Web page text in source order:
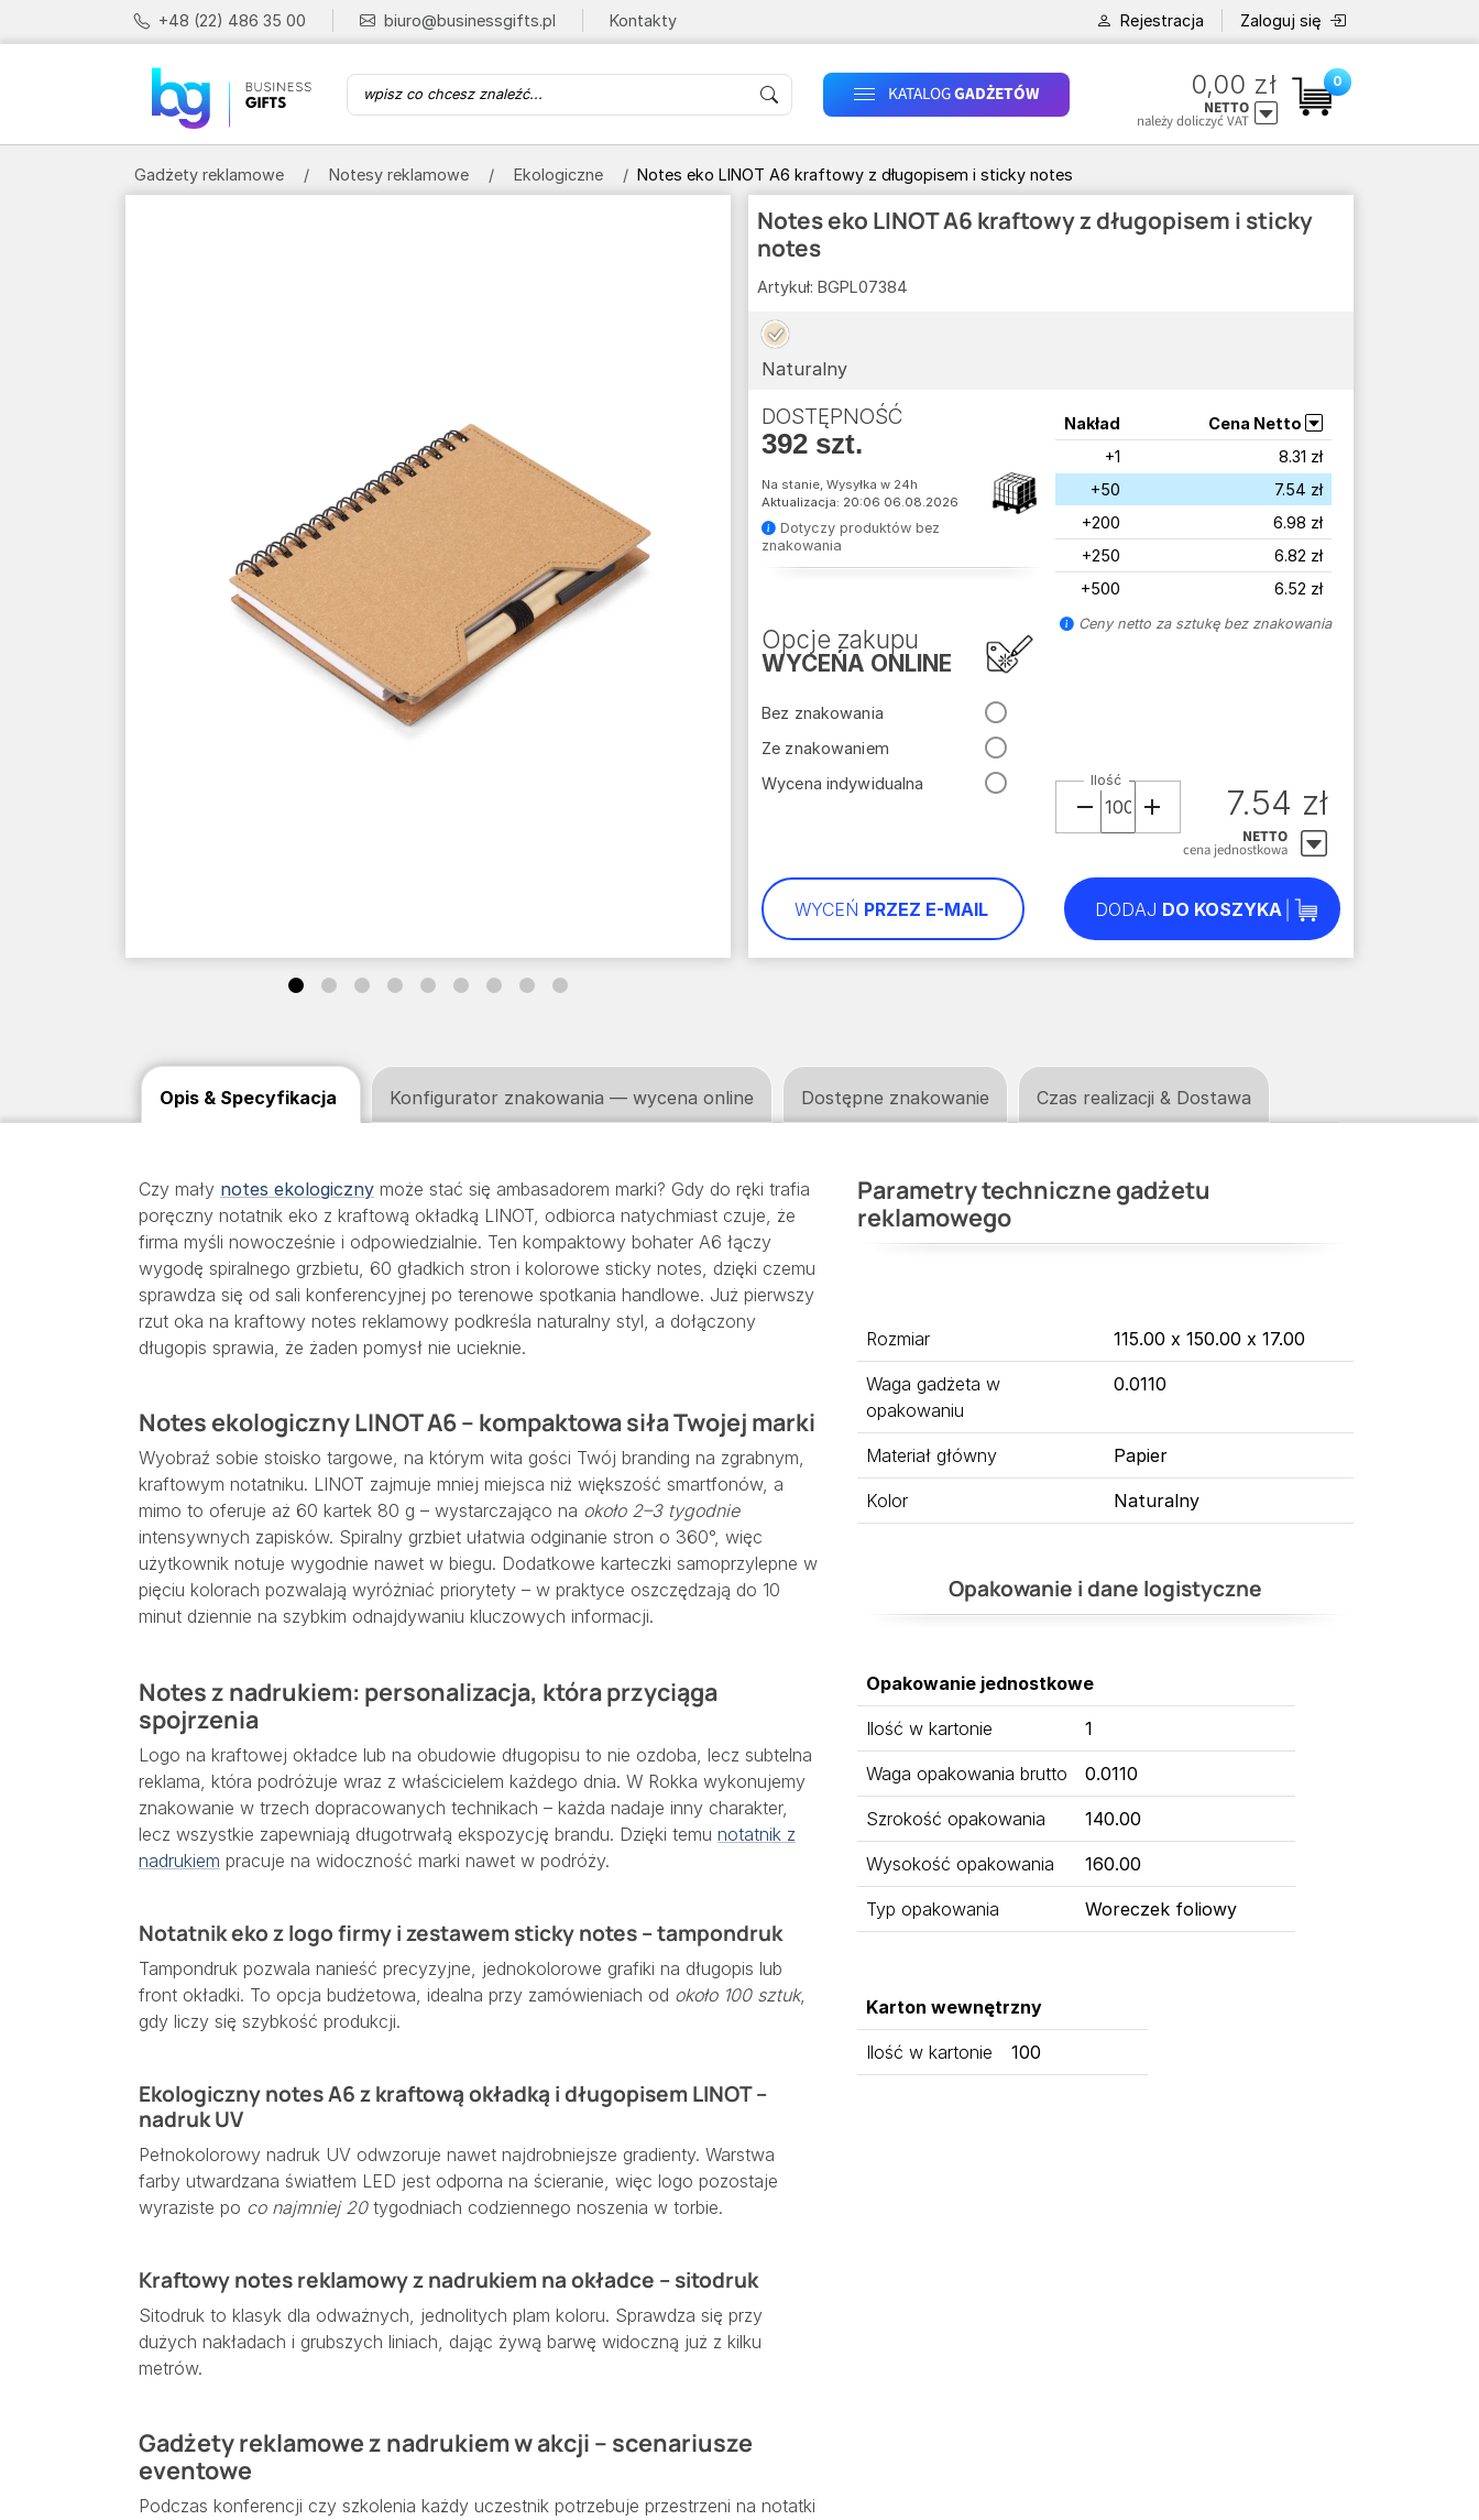
+48 (22) 486 35 00 biuro@businessgifts.pl Kontakty Rejestracja Zaloguj się
KATALOGGADŻETÓW 0,00 zł
NETTO
należy doliczyć VAT
0
Gadżety reklamowe Notesy reklamowe Ekologiczne Notes eko LINOT A6 kraftowy z długopisem i sticky notes
Notes eko LINOT A6 kraftowy z długopisem i sticky
notes
Czy mały notes ekologiczny może stać się ambasadorem marki? Gdy do ręki trafia
poręczny notatnik eko z kraftową okładką LINOT, odbiorca natychmiast czuje, że
firma myśli nowocześnie i odpowiedzialnie. Ten kompaktowy bohater A6 łączy
wygodę spiralnego grzbietu, 60 gładkich stron i kolorowe sticky notes, dzięki czemu
sprawdza się od sali konferencyjnej po terenowe spotkania handlowe. Już pierwszy
rzut oka na kraftowy notes reklamowy podkreśla naturalny styl, a dołączony
długopis sprawia, że żaden pomysł nie ucieknie.
Notes ekologiczny LINOT A6 – kompaktowa siła Twojej marki
Wyobraź sobie stoisko targowe, na którym wita gości Twój branding na zgrabnym,
kraftowym notatniku. LINOT zajmuje mniej miejsca niż większość smartfonów, a
mimo to oferuje aż 60 kartek 80 g – wystarczająco na około 2–3 tygodnie
intensywnych zapisków. Spiralny grzbiet ułatwia odginanie stron o 360°, więc
użytkownik notuje wygodnie nawet w biegu. Dodatkowe karteczki samoprzylepne w
pięciu kolorach pozwalają wyróżniać priorytety – w praktyce oszczędzają do 10
minut dziennie na szybkim odnajdywaniu kluczowych informacji.
Notes z nadrukiem: personalizacja, która przyciąga
spojrzenia
Logo na kraftowej okładce lub na obudowie długopisu to nie ozdoba, lecz subtelna
reklama, która podróżuje wraz z właścicielem każdego dnia. W Rokka wykonujemy
znakowanie w trzech dopracowanych technikach – każda nadaje inny charakter,
lecz wszystkie zapewniają długotrwałą ekspozycję brandu. Dzięki temu notatnik z
nadrukiem pracuje na widoczność marki nawet w podróży.
Notatnik eko z logo firmy i zestawem sticky notes – tampondruk
Tampondruk pozwala nanieść precyzyjne, jednokolorowe grafiki na długopis lub
front okładki. To opcja budżetowa, idealna przy zamówieniach od około 100 sztuk,
gdy liczy się szybkość produkcji.
Ekologiczny notes A6 z kraftową okładką i długopisem LINOT –
nadruk UV
Pełnokolorowy nadruk UV odwzoruje nawet najdrobniejsze gradienty. Warstwa
farby utwardzana światłem LED jest odporna na ścieranie, więc logo pozostaje
wyraziste po co najmniej 20tygodniach codziennego noszenia w torbie.
Kraftowy notes reklamowy z nadrukiem na okładce – sitodruk
Sitodruk to klasyk dla odważnych, jednolitych plam koloru. Sprawdza się przy
dużych nakładach i grubszych liniach, dając żywą barwę widoczną już z kilku
metrów.
Gadżety reklamowe z nadrukiem w akcji – scenariusze
eventowe
Podczas konferencji czy szkolenia każdy uczestnik potrzebuje przestrzeni na notatki
Parametry techniczne gadżetu
reklamowego
Rozmiar 115.00 x 150.00 x 17.00
Waga gadżeta w
opakowaniu
0.0110
Materiał główny Papier
Kolor Naturalny
Opakowanie i dane logistyczne
Opakowanie jednostkowe
Ilość w kartonie 1
Waga opakowania brutto 0.0110
Szrokość opakowania 140.00
Wysokość opakowania 160.00
Typ opakowania Woreczek foliowy
Karton wewnętrzny
Ilość w kartonie 100
Opis & Specyfikacja Konfigurator znakowania — wycena online Dostępne znakowanie Czas realizacji & Dostawa
Artykuł: BGPL07384
Naturalny
DOSTĘPNOŚĆ
392 szt.
Na stanie, Wysyłka w 24h
Aktualizacja: 20:06 06.08.2026
Dotyczy produktów bez
znakowania
Opcje zakupu
WYCEŃA ONLINE
Bez znakowania
Ze znakowaniem
Wycena indywidualna
Nakład
Cena Netto
+1
8.31 zł
+50
7.54 zł
+200
6.98 zł
+250
6.82 zł
+500
6.52 zł
Ceny netto za sztukę bez znakowania
Ilość
7.54 zł
NETTO
cena jednostkowa
WYCEŃ PRZEZ E-MAIL DODAJ DO KOSZYKA